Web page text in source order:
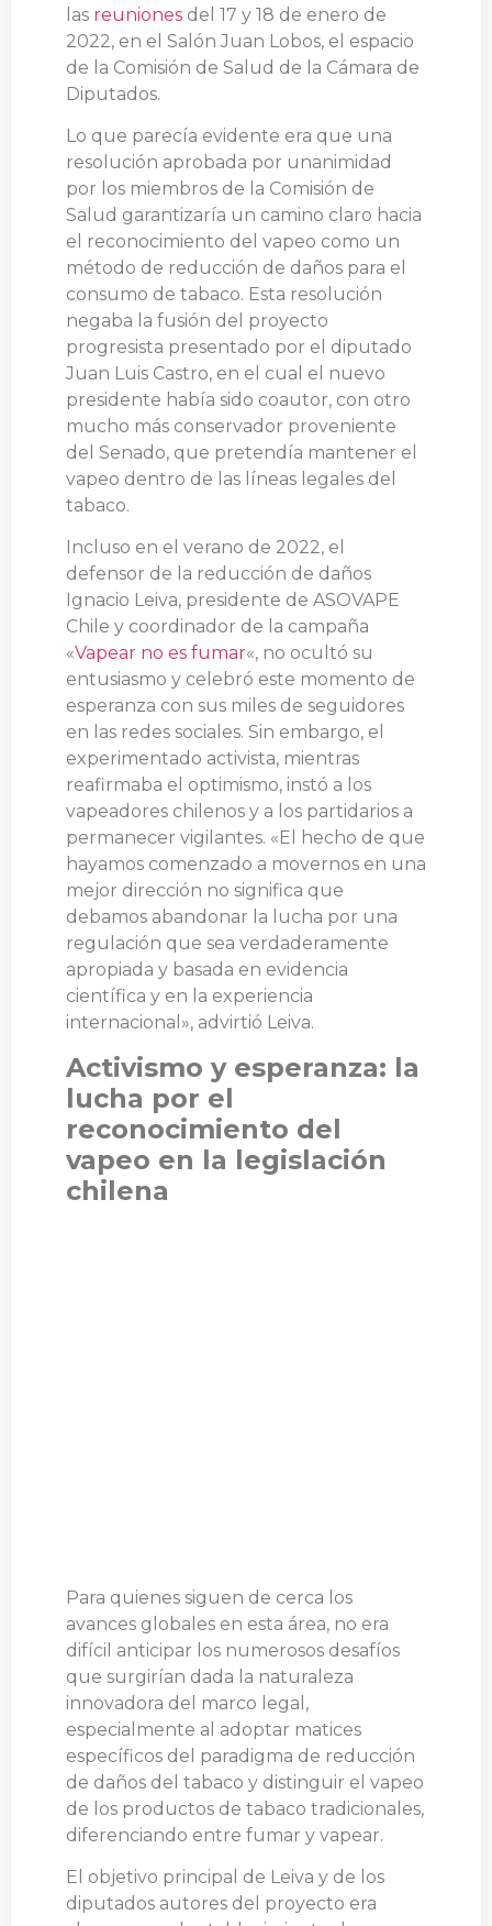
las reuniones del 17 y 18 de enero de
2022, en el Salón Juan Lobos, el espacio
de la Comisión de Salud de la Cámara de
Diputados.
Lo que parecía evidente era que una
resolución aprobada por unanimidad
por los miembros de la Comisión de
Salud garantizaría un camino claro hacia
el reconocimiento del vapeo como un
método de reducción de daños para el
consumo de tabaco. Esta resolución
negaba la fusión del proyecto
progresista presentado por el diputado
Juan Luis Castro, en el cual el nuevo
presidente había sido coautor, con otro
mucho más conservador proveniente
del Senado, que pretendía mantener el
vapeo dentro de las líneas legales del
tabaco.
Incluso en el verano de 2022, el
defensor de la reducción de daños
Ignacio Leiva, presidente de ASOVAPE
Chile y coordinador de la campaña
«Vapear no es fumar«, no ocultó su
entusiasmo y celebró este momento de
esperanza con sus miles de seguidores
en las redes sociales. Sin embargo, el
experimentado activista, mientras
reafirmaba el optimismo, instó a los
vapeadores chilenos y a los partidarios a
permanecer vigilantes. «El hecho de que
hayamos comenzado a movernos en una
mejor dirección no significa que
debamos abandonar la lucha por una
regulación que sea verdaderamente
apropiada y basada en evidencia
científica y en la experiencia
internacional», advirtió Leiva.
Activismo y esperanza: la
lucha por el
reconocimiento del
vapeo en la legislación
chilena
Para quienes siguen de cerca los
avances globales en esta área, no era
difícil anticipar los numerosos desafíos
que surgirían dada la naturaleza
innovadora del marco legal,
especialmente al adoptar matices
específicos del paradigma de reducción
de daños del tabaco y distinguir el vapeo
de los productos de tabaco tradicionales,
diferenciando entre fumar y vapear.
El objetivo principal de Leiva y de los
diputados autores del proyecto era